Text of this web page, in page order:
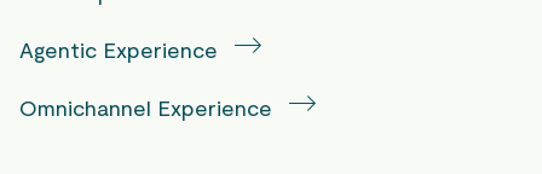
Agentic Experience
Omnichannel Experience